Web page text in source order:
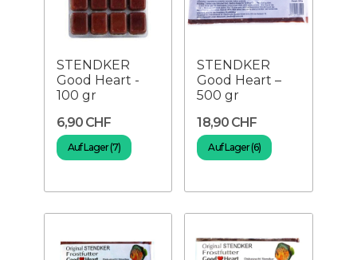
STENDKER
Good Heart -
100 gr
6,90 CHF
Auf Lager (7)
STENDKER
Good Heart –
500 gr
18,90 CHF
Auf Lager (6)